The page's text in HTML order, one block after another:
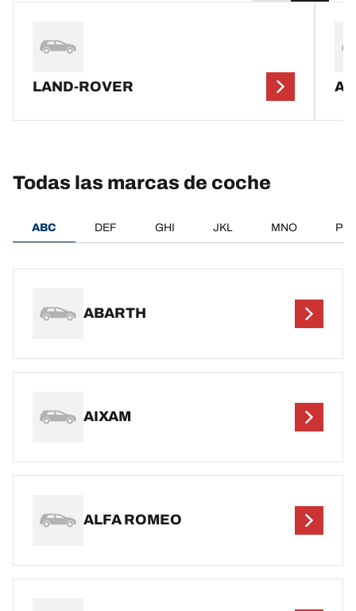
LAND-ROVER
Todas las marcas de coche
ABC DEF GHI JKL MNO
ABARTH
AIXAM
ALFA ROMEO